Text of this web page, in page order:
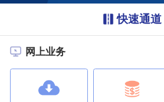
快速通道
网上业务